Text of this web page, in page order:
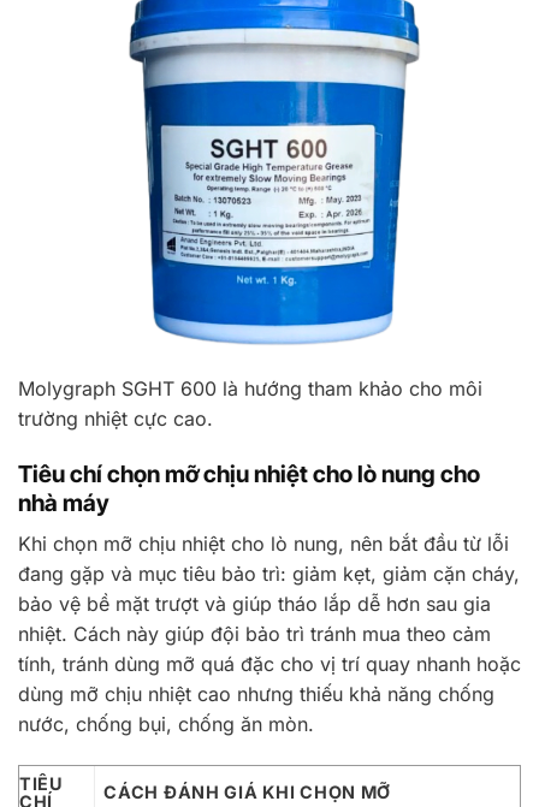
Molygraph SGHT 600 là hướng tham khảo cho môi
trường nhiệt cực cao.
Tiêu chí chọn mỡ chịu nhiệt cho lò nung cho
nhà máy
Khi chọn mỡ chịu nhiệt cho lò nung, nên bắt đầu từ lỗi
đang gặp và mục tiêu bảo trì: giảm kẹt, giảm cặn cháy,
bảo vệ bề mặt trượt và giúp tháo lắp dễ hơn sau gia
nhiệt. Cách này giúp đội bảo trì tránh mua theo cảm
tính, tránh dùng mỡ quá đặc cho vị trí quay nhanh hoặc
dùng mỡ chịu nhiệt cao nhưng thiếu khả năng chống
nước, chống bụi, chống ăn mòn.
TIÊU
CHÍ
CÁCH ĐÁNH GIÁ KHI CHỌN MỠ